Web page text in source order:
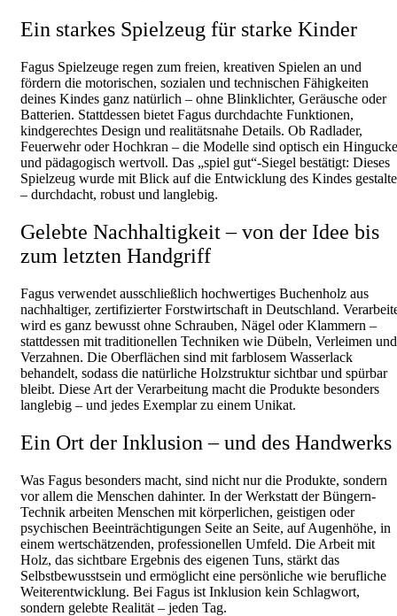
Ein starkes Spielzeug für starke Kinder
Fagus Spielzeuge regen zum freien, kreativen Spielen an und
fördern die motorischen, sozialen und technischen Fähigkeiten
deines Kindes ganz natürlich – ohne Blinklichter, Geräusche oder
Batterien. Stattdessen bietet Fagus durchdachte Funktionen,
kindgerechtes Design und realitätsnahe Details. Ob Radlader,
Feuerwehr oder Hochkran – die Modelle sind optisch ein
und pädagogisch wertvoll. Das „spiel gut“-Siegel bestätigt: Dieses
Spielzeug wurde mit Blick auf die Entwicklung des Kindes
– durchdacht, robust und langlebig.
Gelebte Nachhaltigkeit – von der Idee bis
zum letzten Handgriff
Fagus verwendet ausschließlich hochwertiges Buchenholz aus
nachhaltiger, zertifizierter Forstwirtschaft in Deutschland.
wird es ganz bewusst ohne Schrauben, Nägel oder Klammern –
stattdessen mit traditionellen Techniken wie Dübeln, Verleimen und
Verzahnen. Die Oberflächen sind mit farblosem Wasserlack
behandelt, sodass die natürliche Holzstruktur sichtbar und spürbar
bleibt. Diese Art der Verarbeitung macht die Produkte besonders
langlebig – und jedes Exemplar zu einem Unikat.
Ein Ort der Inklusion – und des Handwerks
Was Fagus besonders macht, sind nicht nur die Produkte, sondern
vor allem die Menschen dahinter. In der Werkstatt der Büngern-
Technik arbeiten Menschen mit körperlichen, geistigen oder
psychischen Beeinträchtigungen Seite an Seite, auf Augenhöhe, in
einem wertschätzenden, professionellen Umfeld. Die Arbeit mit
Holz, das sichtbare Ergebnis des eigenen Tuns, stärkt das
Selbstbewusstsein und ermöglicht eine persönliche wie berufliche
Weiterentwicklung. Bei Fagus ist Inklusion kein Schlagwort,
sondern gelebte Realität – jeden Tag.